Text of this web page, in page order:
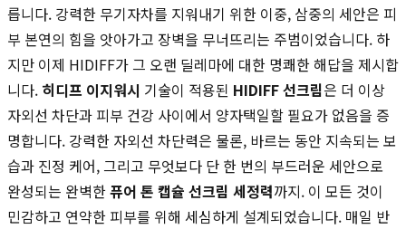
릅니다. 강력한 무기자차를 지워내기 위한 이중, 삼중의 세안은 피
부 본연의 힘을 앗아가고 장벽을 무너뜨리는 주범이었습니다. 하
지만 이제 HIDIFF가 그 오랜 딜레마에 대한 명쾌한 해답을 제시합
니다. 히디프 이지워시 기술이 적용된 HIDIFF 선크림은 더 이상
자외선 차단과 피부 건강 사이에서 양자택일할 필요가 없음을 증
명합니다. 강력한 자외선 차단력은 물론, 바르는 동안 지속되는 보
습과 진정 케어, 그리고 무엇보다 단 한 번의 부드러운 세안으로
완성되는 완벽한퓨어 톤 캡슐 선크림 세정력까지. 이 모든 것이
민감하고 연약한 피부를 위해 세심하게 설계되었습니다. 매일 반